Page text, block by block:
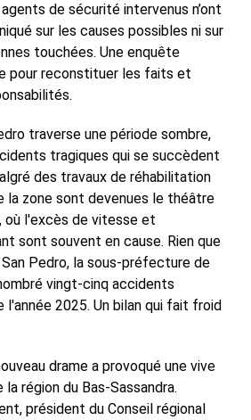
de sécurité intervenus n’ont
sur les causes possibles ni sur
touchées. Une enquête
pour reconstituer les faits et
traverse une période sombre,
tragiques qui se succèdent
des travaux de réhabilitation
la zone sont devenues le théâtre
où l'excès de vitesse et
sont souvent en cause. Rien que
Pedro, la sous-préfecture de
vingt-cinq accidents
l'année 2025. Un bilan qui fait froid
drame a provoqué une vive
région du Bas-Sassandra.
président du Conseil régional